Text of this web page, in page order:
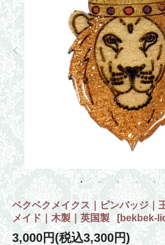
ベクベクメイクス｜ピンバッジ｜
メイド｜木製｜英国製[bekbek-
3,000円(税込3,300円)